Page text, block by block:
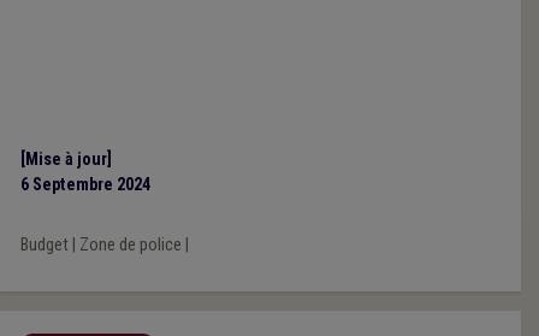
[Mise à jour]
6 Septembre 2024
Budget| Zone de police